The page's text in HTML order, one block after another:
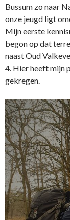
Bussum zo naar
onze jeugd ligt
Mijn eerste
begon op dat
naast Oud
4. Hier heeft mijn
gekregen.